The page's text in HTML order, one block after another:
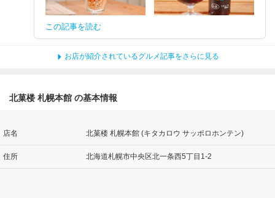
この記事を読む
お店が紹介されているグルメ記事をさらに見る
北菓楼 札幌本館 の基本情報
店名 北菓楼 札幌本館 (キタカロウ サッポロホンテン)
住所 北海道札幌市中央区北一条西5丁目1-2